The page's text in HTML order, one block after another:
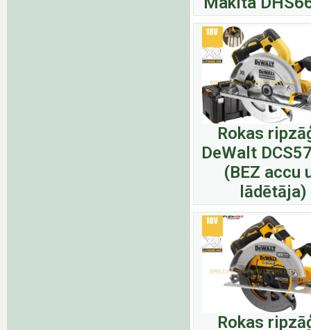
Rokas
DeWalt
(BEZ accu
lādētāja)
Rokas